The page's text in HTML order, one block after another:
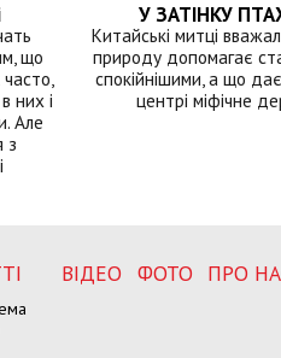
що
них і
Але
з
У ЗАТІНКУ
Китайські митці
природу допомагає
спокійнішими, а що
центрі міфічне
ВІДЕО ФОТО ПРО